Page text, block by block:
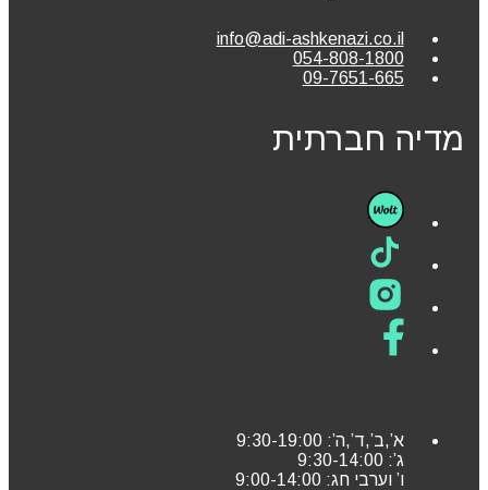
info@adi-ashkenazi.co.il
054-808-1800
09-7651-665
מדיה חברתית
א’,ב’,ד’,ה’: 9:30-19:00
ג’: 9:30-14:00
ו’ וערבי חג: 9:00-14:00